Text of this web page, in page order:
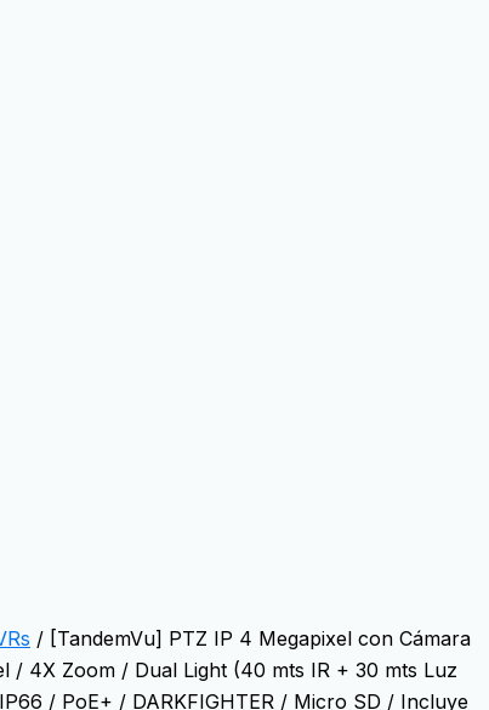
/ [TandemVu] PTZ IP 4 Megapixel con Cámara
/ 4X Zoom / Dual Light (40 mts IR + 30 mts Luz
/ PoE+ / DARKFIGHTER / Micro SD / Incluye